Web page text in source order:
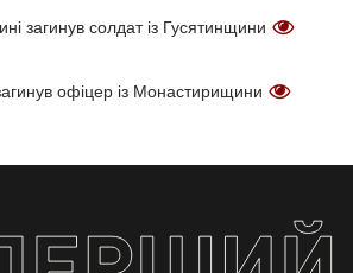
загинув солдат із Гусятинщини
офіцер із Монастирищини